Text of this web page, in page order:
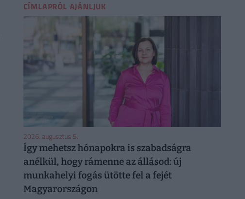
CÍMLAPRÓL AJÁNLJUK
2026. augusztus 5.
Így mehetsz hónapokra is szabadságra
anélkül, hogy rámenne az állásod: új
munkahelyi fogás ütötte fel a fejét
Magyarországon